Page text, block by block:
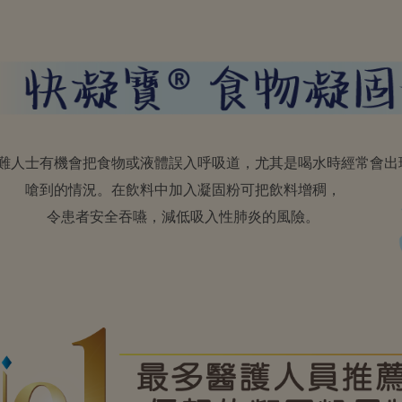
人士有機會把食物或液體誤入呼吸道，尤其是喝水時經常會出
嗆到的情況。在飲料中加入凝固粉可把飲料增稠，
令患者安全吞嚥，減低吸入性肺炎的風險。